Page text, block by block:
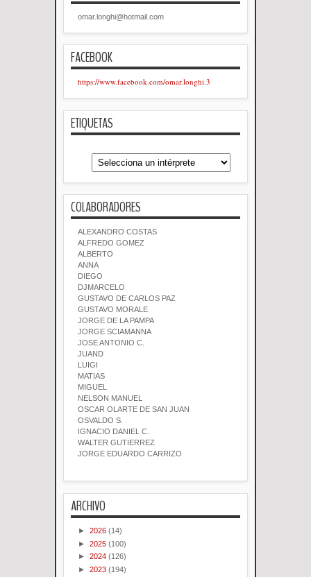
omar.longhi@hotmail.com
FACEBOOK
https://www.facebook.com/omar.longhi.3
ETIQUETAS
COLABORADORES
ALEXANDRO COSTAS
ALFREDO GOMEZ
ALBERTO
ANNA
DIEGO
DJMARCELO
GUSTAVO DE CARLOS PAZ
GUSTAVO MORALE
JORGE DE LA PAMPA
JORGE SCIAMANNA
JOSE ANTONIO C.
JUAND
LUIGI
MATIAS
MIGUEL
NELSON MANUEL
OSCAR OLARTE DE SAN JUAN
OSVALDO S.
IGNACIO DANIEL C.
WALTER GUTIERREZ
JORGE EDUARDO CARRIZO
ARCHIVO
► 2026 (14)
► 2025 (100)
► 2024 (126)
► 2023 (194)